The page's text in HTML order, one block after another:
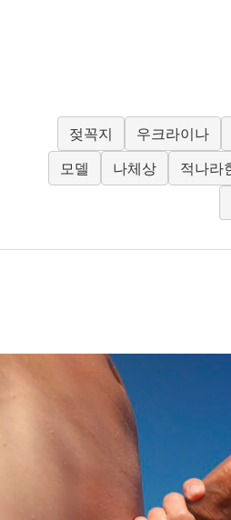
젖꼭지 우크라이나
모델
나체상 적나라